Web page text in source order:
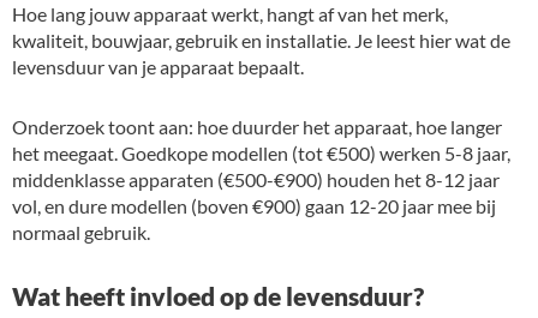
Hoe lang jouw apparaat werkt, hangt af van het merk,
kwaliteit, bouwjaar, gebruik en installatie. Je leest hier wat de
levensduur van je apparaat bepaalt.
Onderzoek toont aan: hoe duurder het apparaat, hoe langer
het meegaat. Goedkope modellen (tot €500) werken 5-8 jaar,
middenklasse apparaten (€500-€900) houden het 8-12 jaar
vol, en dure modellen (boven €900) gaan 12-20 jaar mee bij
normaal gebruik.
Wat heeft invloed op de levensduur?